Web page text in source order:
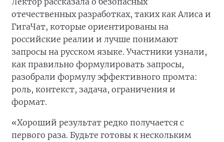
отечественных разработках, таких как Алиса и
ГигаЧат, которые ориентированы на
российские реалии и лучше понимают
запросы на русском языке. Участники узнали,
как правильно формулировать запросы,
разобрали формулу эффективного промта:
роль, контекст, задача, ограничения и
формат.
«Хороший результат редко получается с
первого раза. Будьте готовы к нескольким